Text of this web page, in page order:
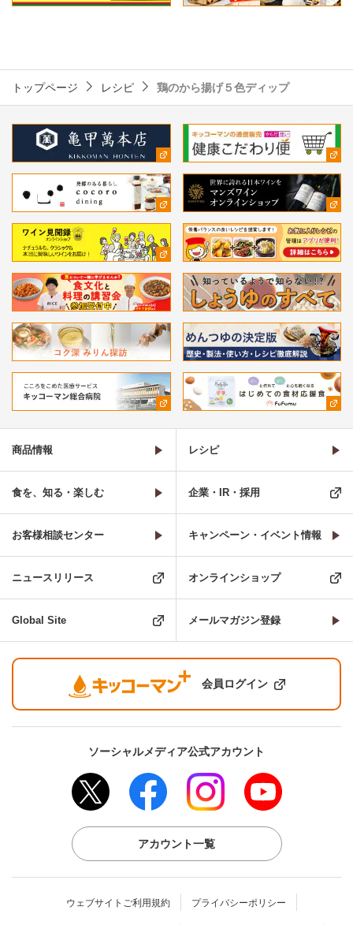
トップページ レシピ 鶏のから揚げ５色ディップ
商品情報 レシピ
食を、知る・楽しむ 企業・IR・採用
お客様相談センター キャンペーン・イベント情報
ニュースリリース オンラインショップ
Global Site メールマガジン登録
会員ログイン
ソーシャルメディア公式アカウント
アカウント一覧
ウェブサイトご利用規約 プライバシーポリシー